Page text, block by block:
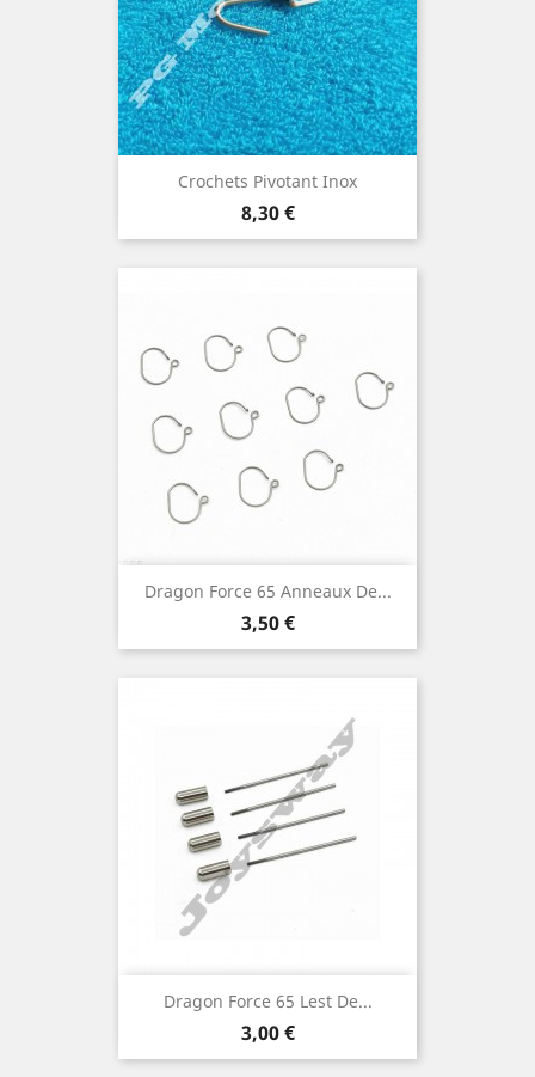
Crochets Pivotant Inox
Prix
8,30 €
Dragon Force 65 Anneaux De...
Prix
3,50 €
Dragon Force 65 Lest De...
Prix
3,00 €